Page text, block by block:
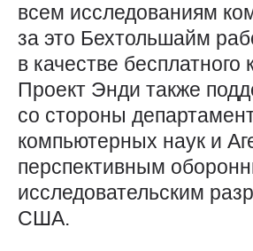
всем исследованиям
за это Бехтольшайм
в качестве бесплатного
Проект Энди также
со стороны
компьютерных наук и
перспективным
исследовательским
США.